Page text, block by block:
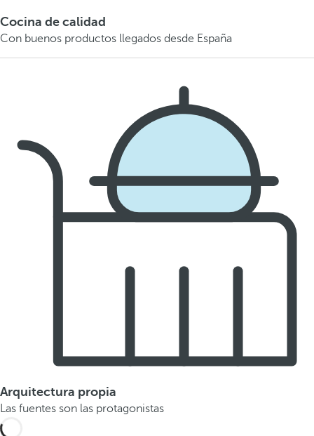
Cocina de calidad
Con buenos productos llegados desde España
Arquitectura propia
Las fuentes son las protagonistas